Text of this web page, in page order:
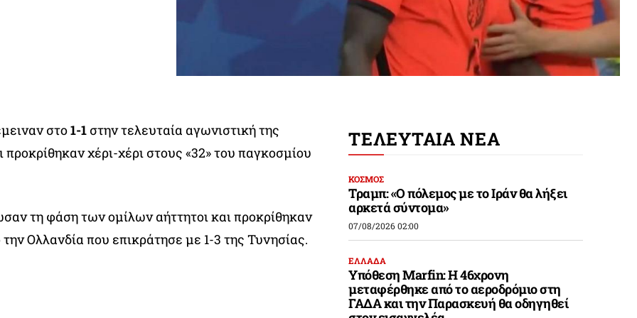
στο1-1στην τελευταία αγωνιστική της
χέρι-χέρι στους «32» του παγκοσμίου
τη φάση των ομίλων αήττητοι και προκρίθηκαν
Ολλανδία που επικράτησε με 1-3 της Τυνησίας.
ΤΕΛΕΥΤΑΙΑ ΝΕΑ
ΚΟΣΜΟΣ
Τραμπ: «Ο πόλεμος με το Ιράν θα λήξει
αρκετά σύντομα»
07/08/2026 02:00
ΕΛΛΑΔΑ
Υπόθεση Marfin: Η 46χρονη
μεταφέρθηκε από το αεροδρόμιο στη
ΓΑΔΑ και την Παρασκευή θα οδηγηθεί